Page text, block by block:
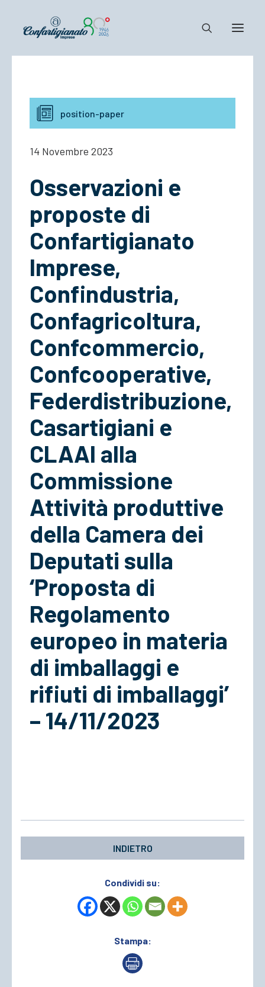
Confartigianato
Associarsi
ACCEDI
position-paper
14 Novembre 2023
Osservazioni e
proposte di
Confartigianato
Imprese,
Confindustria,
Confagricoltura,
Confcommercio,
Confcooperative,
Federdistribuzione,
Casartigiani e
CLAAI alla
Commissione
Attività produttive
della Camera dei
Deputati sulla
‘Proposta di
Regolamento
europeo in materia
di imballaggi e
rifiuti di imballaggi’
– 14/11/2023
INDIETRO
Condividi su:
Stampa: